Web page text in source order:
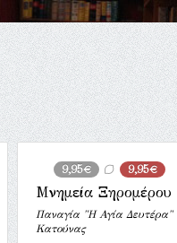
9,95€ 9,95€
Μνημεία Ξηρομέρου
Παναγία "Η Αγία Δευτέρα"
Κατούνας